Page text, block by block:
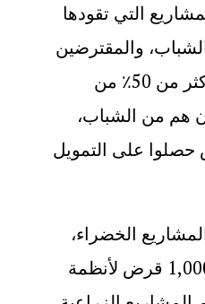
التي تقودها
والمقترضين
لأول مرة. في الواقع، أكثر من 50٪ من
هم من الشباب،
شخص حصلوا على التمويل
الخضراء،
حيث تم دعم أكثر من 1,000 قرض لأنظمة